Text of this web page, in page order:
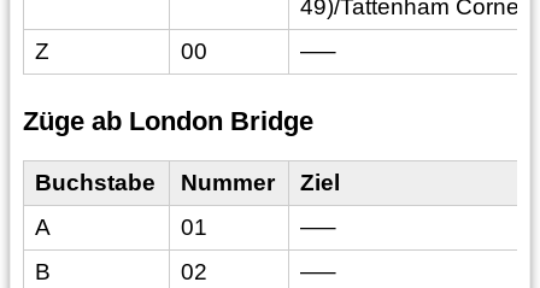
49)/Tattenham Corner
Z
00 —–
Züge ab London Bridge
Buchstabe Nummer
Ziel
A
01
—–
B
02 —–